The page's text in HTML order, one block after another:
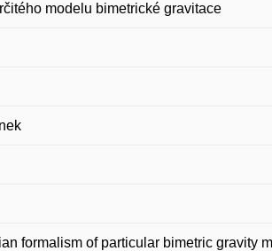
modelu bimetrické gravitace
formalism of particular bimetric gravity